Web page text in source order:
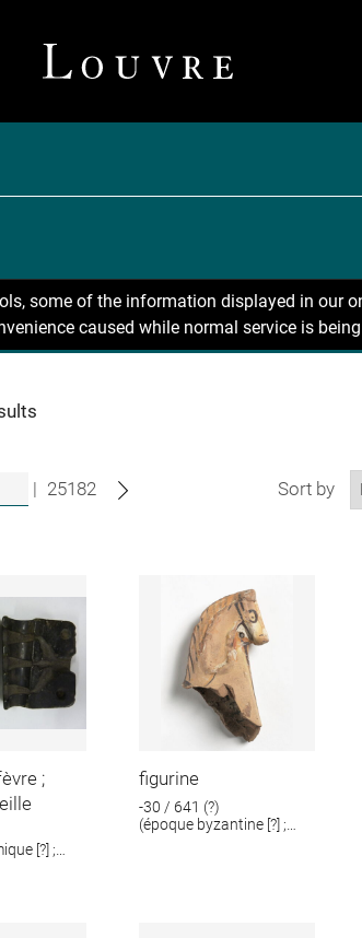
some of the information displayed in our
caused while normal service is
| 25182 Sort by
;
[?] ;
figurine
-30 / 641 (?)
(époque byzantine [?] ;